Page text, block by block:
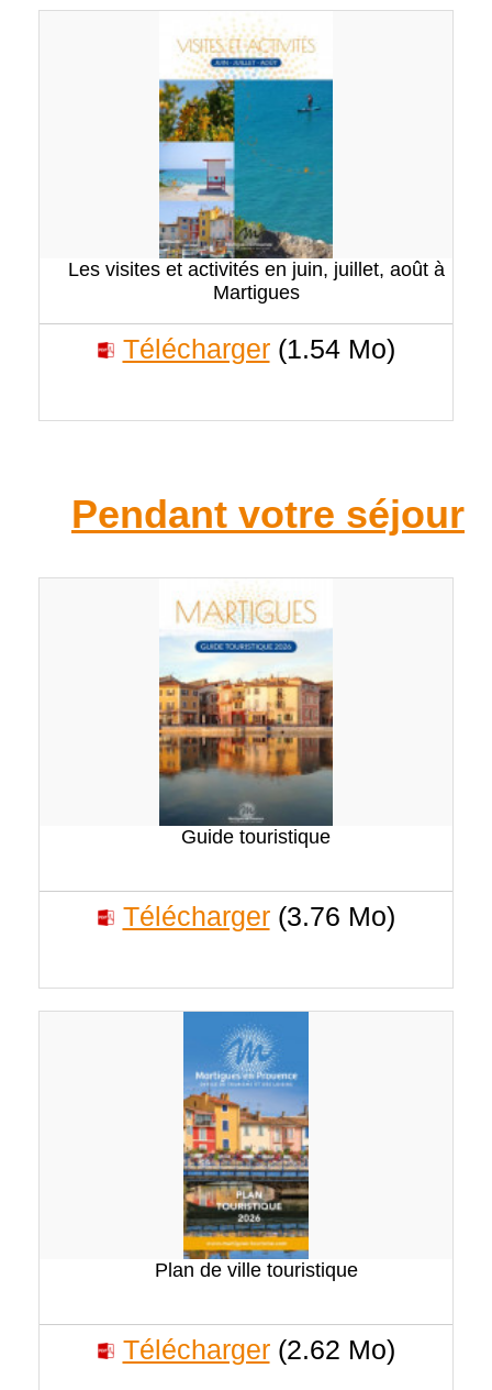
Les visites et activités en juin, juillet, août à
Martigues
Télécharger (1.54 Mo)
Pendant votre séjour
Guide touristique
Télécharger (3.76 Mo)
Plan de ville touristique
Télécharger (2.62 Mo)